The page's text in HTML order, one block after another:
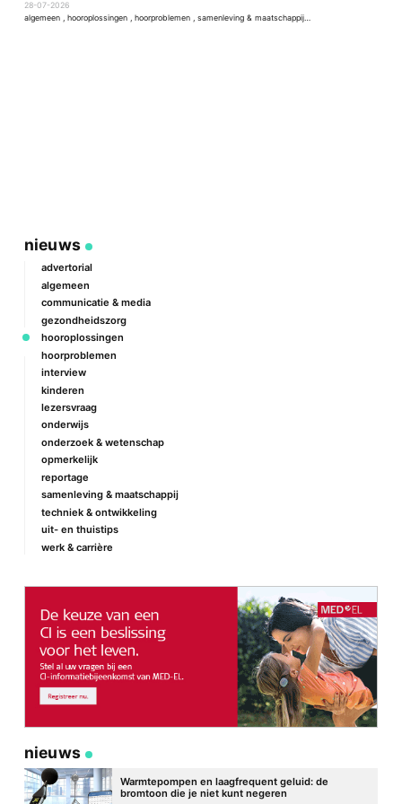
28-07-2026
algemeen
hooroplossingen hoorproblemen samenleving & maatschappij
nieuws
advertorial
algemeen
communicatie & media
gezondheidszorg
hooroplossingen
hoorproblemen
interview
kinderen
lezersvraag
onderwijs
onderzoek & wetenschap
opmerkelijk
reportage
samenleving & maatschappij
techniek & ontwikkeling
uit- en thuistips
werk & carrière
nieuws
Warmtepompen en laagfrequent geluid: de
bromtoon die je niet kunt negeren